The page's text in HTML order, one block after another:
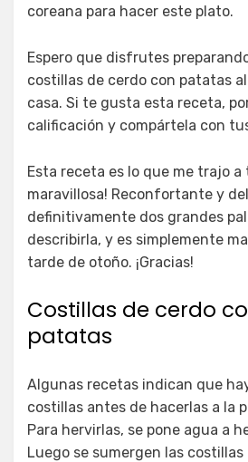
coreana para hacer este plato.
Espero que disfrutes
costillas de cerdo con patatas
casa. Si te gusta esta receta,
calificación y compártela con
Esta receta es lo que me trajo a
maravillosa! Reconfortante y
definitivamente dos grandes
describirla, y es simplemente
tarde de otoño. ¡Gracias!
Costillas de cerdo
patatas
Algunas recetas indican que
costillas antes de hacerlas a la
Para hervirlas, se pone agua a
Luego se sumergen las